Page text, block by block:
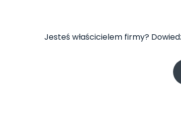
Jesteś właścicielem firmy?